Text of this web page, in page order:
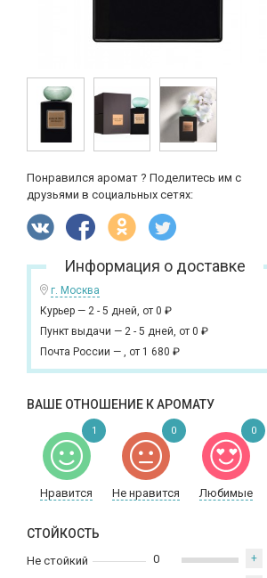
Понравился аромат ? Поделитесь им с
друзьями в социальных сетях:
Информация о доставке
г. Москва
Курьер — 2 - 5 дней, от 0 ₽
Пункт выдачи — 2 - 5 дней, от 0 ₽
Почта России — , от 1 680 ₽
ВАШЕ ОТНОШЕНИЕ К АРОМАТУ
Нравится Не нравится Любимые
1 0 0
СТОЙКОСТЬ
Не стойкий
0 +